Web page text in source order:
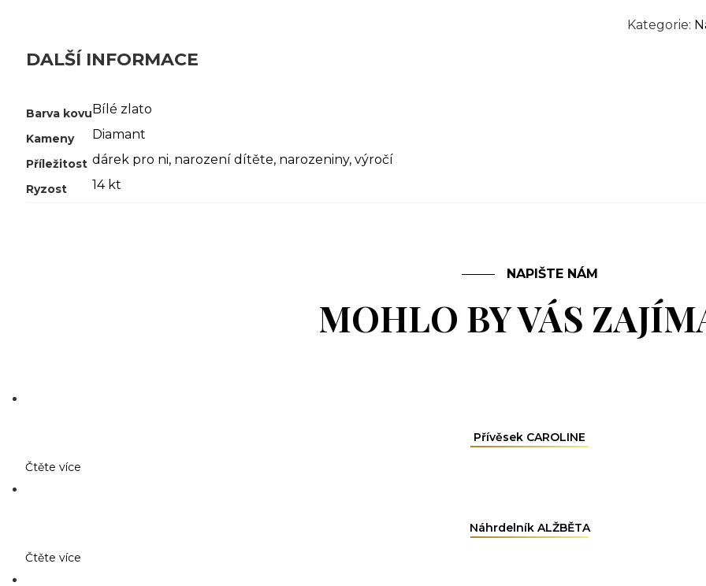
Kategorie:
DALŠÍ INFORMACE
Barva kovuBílé zlato
Kameny Diamant
Příležitost dárek pro ni, narození dítěte, narozeniny, výročí
Ryzost 14 kt
NAPIŠTE NÁM
MOHLO BY VÁS
Přívěsek CAROLINE
Čtěte více
Náhrdelník ALŽBĚTA
Čtěte více